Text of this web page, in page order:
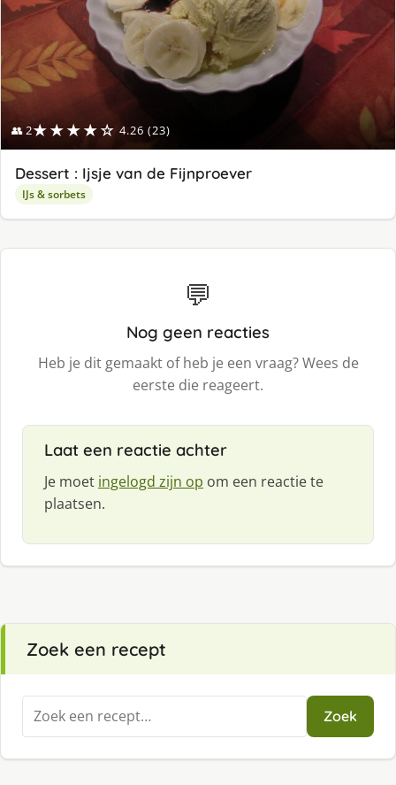
👥 2★★★★☆ 4.26 (23)
Dessert : Ijsje van de Fijnproever
IJs & sorbets
💬
Nog geen reacties
Heb je dit gemaakt of heb je een vraag? Wees de
eerste die reageert.
Laat een reactie achter
Je moet ingelogd zijn op om een reactie te
plaatsen.
Zoek een recept
Zoeken
naar:
Zoek